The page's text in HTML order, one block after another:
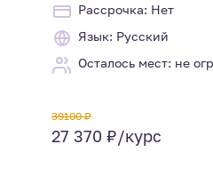
Рассрочка: Нет
Язык: Русский
Осталось мест: не
39100 ₽
27 370 ₽/курс